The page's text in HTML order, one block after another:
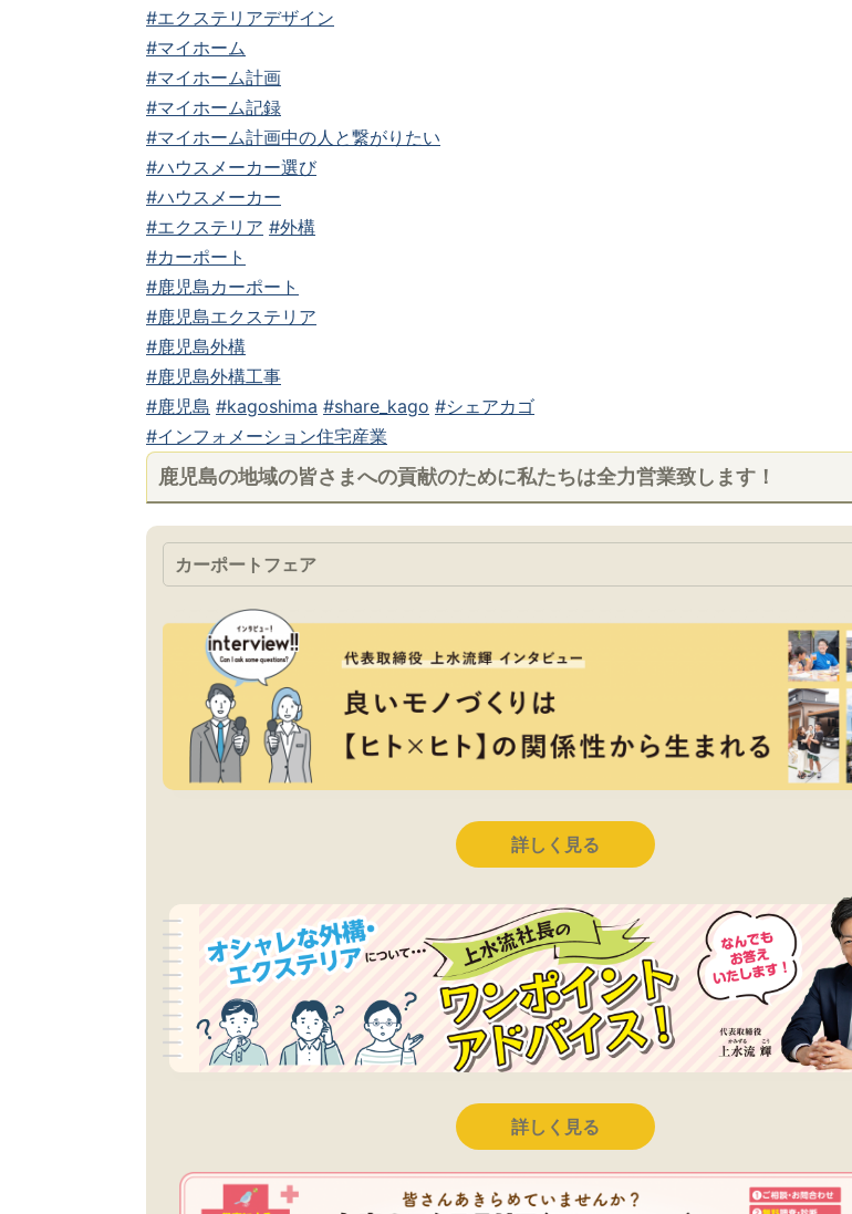
#エクステリアデザイン
#マイホーム
#マイホーム計画
#マイホーム記録
#マイホーム計画中の人と繋がりたい
#ハウスメーカー選び
#ハウスメーカー
#エクステリア #外構
#カーポート
#鹿児島カーポート
#鹿児島エクステリア
#鹿児島外構
#鹿児島外構工事
#鹿児島 #kagoshima #share_kago #シェアカゴ
#インフォメーション住宅産業
鹿児島の地域の皆さまへの貢献のために私たちは全力営業致します！
カーポートフェア
詳しく見る
詳しく見る